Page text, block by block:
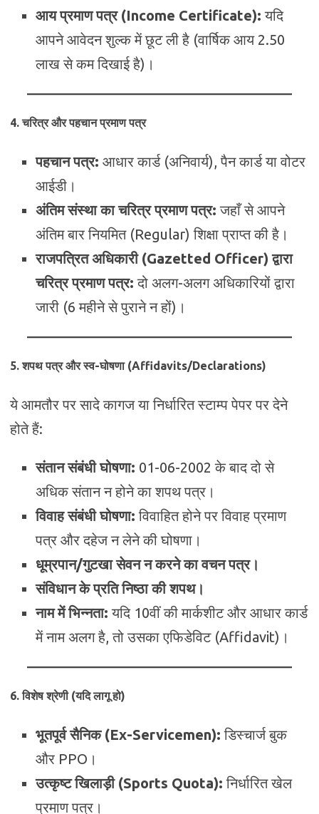
आय प्रमाण पत्र (Income Certificate): यदि
आपने आवेदन शुल्क में छूट ली है (वार्षिक आय 2.50
लाख से कम दिखाई है)।
4. चरित्र और पहचान प्रमाण पत्र
पहचान पत्र: आधार कार्ड (अनिवार्य), पैन कार्ड या वोटर
आईडी।
अंतिम संस्था का चरित्र प्रमाण पत्र: जहाँ से आपने
अंतिम बार नियमित (Regular) शिक्षा प्राप्त की है।
राजपत्रित अधिकारी (Gazetted Officer) द्वारा
चरित्र प्रमाण पत्र: दो अलग-अलग अधिकारियों द्वारा
जारी (6 महीने से पुराने न हों)।
5. शपथ पत्र और स्व-घोषणा (Affidavits/Declarations)
ये आमतौर पर सादे कागज या निर्धारित स्टाम्प पेपर पर देने
होते हैं:
संतान संबंधी घोषणा: 01-06-2002 के बाद दो से
अधिक संतान न होने का शपथ पत्र।
विवाह संबंधी घोषणा: विवाहित होने पर विवाह प्रमाण
पत्र और दहेज न लेने की घोषणा।
धूम्रपान/गुटखा सेवन न करने का वचन पत्र।
संविधान के प्रति निष्ठा की शपथ।
नाम में भिन्नता: यदि 10वीं की मार्कशीट और आधार कार्ड
में नाम अलग है, तो उसका एफिडेविट (Affidavit)।
6. विशेष श्रेणी (यदि लागू हो)
भूतपूर्व सैनिक (Ex-Servicemen): डिस्चार्ज बुक
और PPO।
उत्कृष्ट खिलाड़ी (Sports Quota): निर्धारित खेल
प्रमाण पत्र।